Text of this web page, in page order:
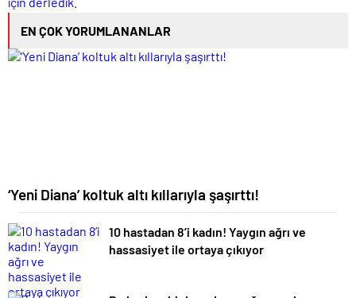
EN ÇOK YORUMLANANLAR
‘Yeni Diana’ koltuk altı kıllarıyla şaşırttı!
10 hastadan 8’i kadın! Yaygın ağrı ve
hassasiyet ile ortaya çıkıyor